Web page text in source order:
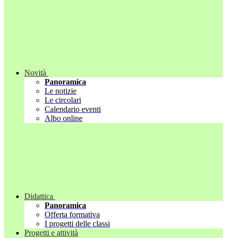
Novità
Panoramica
Le notizie
Le circolari
Calendario eventi
Albo online
Didattica
Panoramica
Offerta formativa
I progetti delle classi
Progetti e attività